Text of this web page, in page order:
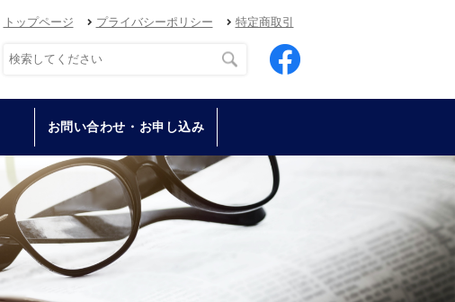
トップページ プライバシーポリシー 特定商取引
お問い合わせ・お申し込み